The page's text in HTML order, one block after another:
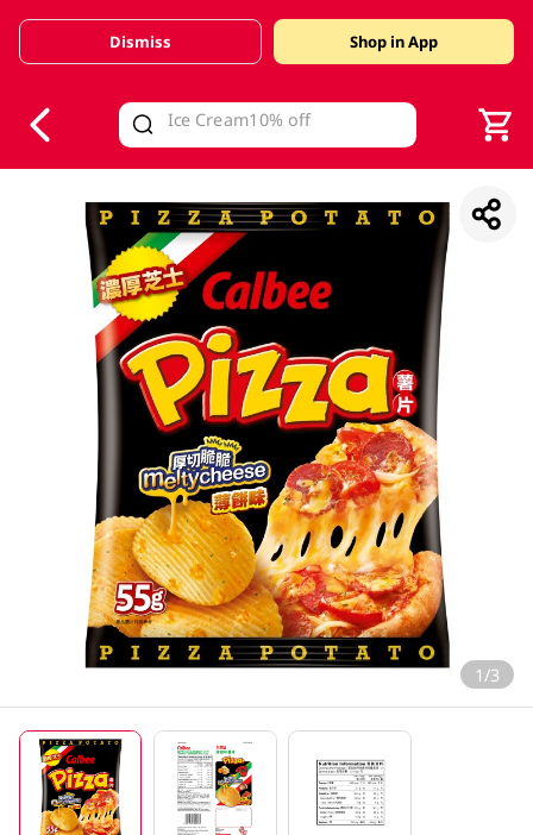
Valid Until 30 June 2026
Dismiss Shop in App
1/3